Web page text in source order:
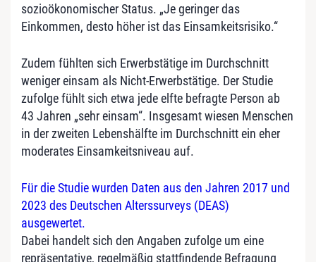
sozioökonomischer Status. „Je geringer das
Einkommen, desto höher ist das Einsamkeitsrisiko.“
Zudem fühlten sich Erwerbstätige im Durchschnitt
weniger einsam als Nicht-Erwerbstätige. Der Studie
zufolge fühlt sich etwa jede elfte befragte Person ab
43 Jahren „sehr einsam“. Insgesamt wiesen Menschen
in der zweiten Lebenshälfte im Durchschnitt ein eher
moderates Einsamkeitsniveau auf.
Für die Studie wurden Daten aus den Jahren 2017 und
2023 des Deutschen Alterssurveys (DEAS)
ausgewertet.
Dabei handelt sich den Angaben zufolge um eine
repräsentative, regelmäßig stattfindende Befragung